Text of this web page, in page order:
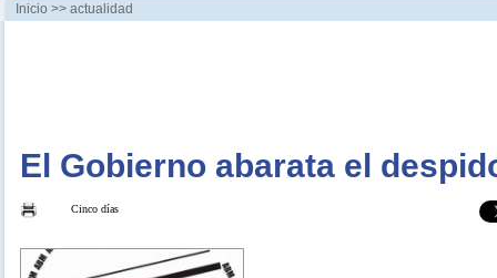
Inicio >> actualidad
El Gobierno abarata el
Cinco días